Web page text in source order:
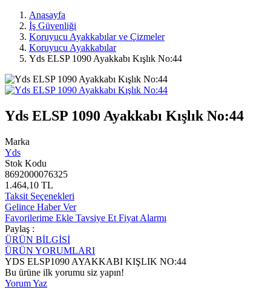
Anasayfa
İş Güvenliği
Koruyucu Ayakkabılar ve Çizmeler
Koruyucu Ayakkabılar
Yds ELSP 1090 Ayakkabı Kışlık No:44
Yds ELSP 1090 Ayakkabı Kışlık No:44
Marka
Yds
Stok Kodu
8692000076325
1.464,10 TL
Taksit Seçenekleri
Gelince Haber Ver
Favorilerime Ekle Tavsiye Et Fiyat Alarmı
Paylaş :
ÜRÜN BİLGİSİ
ÜRÜN YORUMLARI
YDS ELSP1090 AYAKKABI KIŞLIK NO:44
Bu ürüne ilk yorumu siz yapın!
Yorum Yaz